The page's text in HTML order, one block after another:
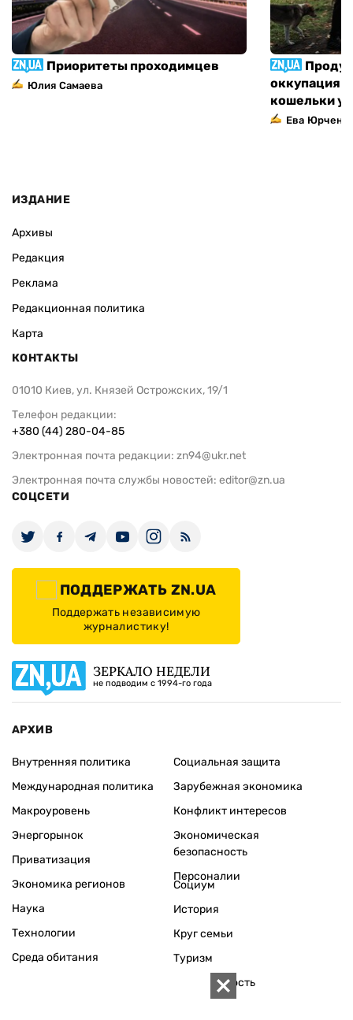
Приоритеты проходимцев
Юлия Самаева
оккупация
кошельки
Ева
ИЗДАНИЕ
Архивы
Редакция
Реклама
Редакционная политика
Карта
КОНТАКТЫ
01010 Киев, ул. Князей Острожских, 19/1
Телефон редакции:
+380 (44) 280-04-85
Электронная почта редакции: zn94@ukr.net
Электронная почта службы новостей: editor@zn.ua
СОЦСЕТИ
ПОДДЕРЖАТЬ ZN.UA
Поддержать независимую
журналистику!
ЗЕРКАЛО НЕДЕЛИ
не подводим с 1994-го года
АРХИВ
Внутренняя политика
Международная политика
Макроуровень
Энергорынок
Приватизация
Экономика регионов
Социальная защита
Зарубежная экономика
Конфликт интересов
Экономическая
безопасность
Персоналии
Наука
Технологии
Среда обитания
Социум
История
Круг семьи
Туризм
Собственность